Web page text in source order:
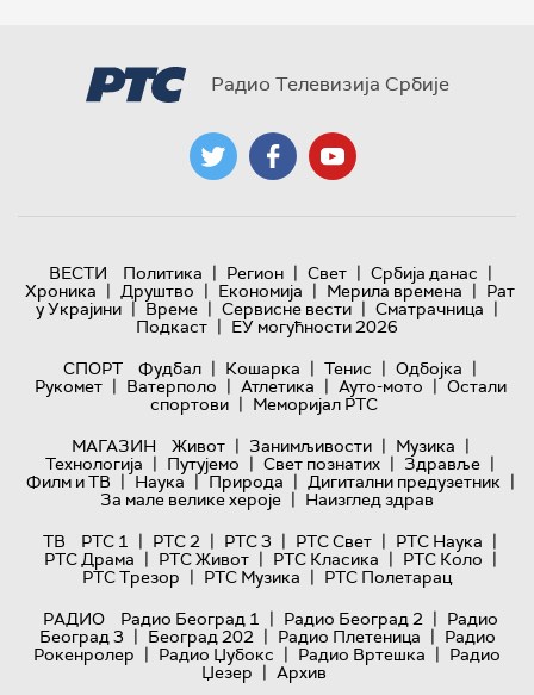
Радио Телевизија Србије
ВЕСТИ Политика | Регион | Свет | Србија данас |
Хроника | Друштво | Економија | Мерила времена | Рат
у Украјини | Време | Сервисне вести | Сматрачница |
Подкаст | ЕУ могућности 2026
СПОРТ
Фудбал | Кошарка | Тенис | Одбојка |
Рукомет | Ватерполо | Атлетика | Ауто-мото | Остали
спортови | Меморијал РТС
МАГАЗИН
Живот | Занимљивости | Музика |
Технологијa | Путујемо | Свет познатих | Здравље |
Филм и ТВ | Наука | Природа | Дигитални предузетник |
За мале велике хероје | Наизглед здрав
ТВ
РТС 1 | РТС 2 | РТС 3 | РТС Свет | РТС Наука |
РТС Драма | РТС Живот | РТС Класика | РТС Коло |
РТС Трезор | РТС Музика | РТС Полетарац
РАДИО
Радио Београд 1 | Радио Београд 2 | Радио
Београд 3 | Београд 202 | Радио Плетеница | Радио
Рокенролер | Радио Џубокс | Радио Вртешка | Радио
Џезер | Архив